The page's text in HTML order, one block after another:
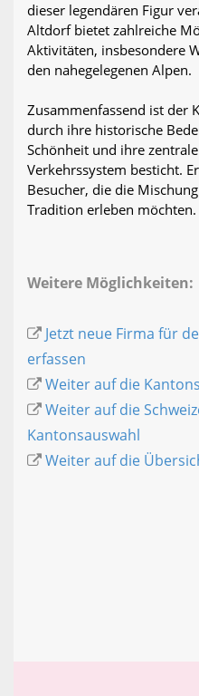
dieser legendären Figur
Altdorf bietet zahlreiche
Aktivitäten, insbesondere
den nahegelegenen Alpen.
Zusammenfassend ist der
durch ihre historische
Schönheit und ihre
Verkehrssystem besticht.
Besucher, die die
Tradition erleben möchten.
Weitere Möglichkeiten:
Jetzt neue Firma für
erfassen
Weiter auf die
Weiter auf die
Kantonsauswahl
Weiter auf die